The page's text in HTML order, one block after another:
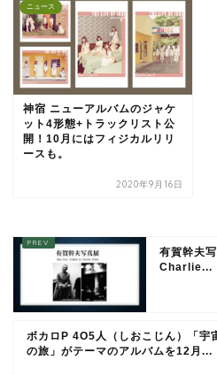
ニュース
神宿 ニューアルバムのジャケ
ット4形態+トラックリスト公
開！10月にはフィジカルリリ
ースも。
2020年9月16日
有賀幹夫
Charlie...
ボカロP 4O5人（しおこじん）「宇
の旅」がテーマのアルバムを12月...